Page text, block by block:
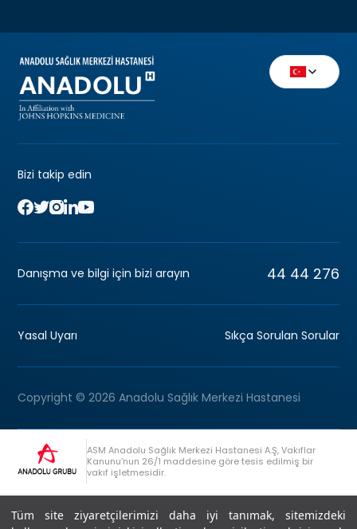
Tüm site ziyaretçilerimizi daha iyi tanımak, sitemizdeki
Bizi takip edin
Danışma ve bilgi için bizi arayın 44 44 276
Yasal Uyarı Sıkça Sorulan Sorular
Copyright © 2026 Anadolu Sağlık Merkezi Hastanesi
ASM Anadolu Sağlık Merkezi Hastanesi A.Ş, Vakıflar
Kanunu’nun 26/1 maddesine göre tesis edilmiş bir
vakıf işletmesidir.
Anadolu Grubu Danışma Hattı +90 (262) 678 54 00